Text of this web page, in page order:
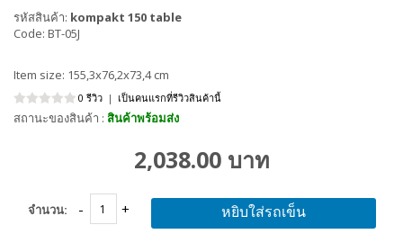
รหัสสินค้า: kompakt 150 table
Code: BT-05J
Item size: 155,3x76,2x73,4 cm
0 รีวิว | เป็นคนแรกที่รีวิวสินค้านี้
สถานะของสินค้า : สินค้าพร้อมส่ง
2,038.00 บาท
จำนวน: หยิบใส่รถเข็น